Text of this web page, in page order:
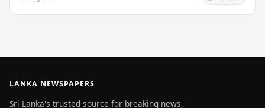
LANKA NEWSPAPERS
Sri Lanka's trusted source for breaking news,